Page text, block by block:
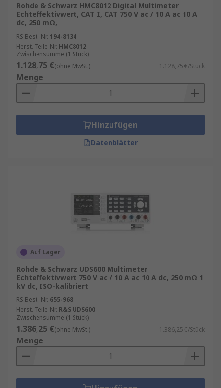
Rohde & Schwarz HMC8012 Digital Multimeter
Echteffektivwert, CAT I, CAT 750 V ac / 10 A ac 10 A
dc, 250 mΩ,
RS Best.-Nr. 194-8134
Herst. Teile-Nr. HMC8012
Zwischensumme (1 Stück)
1.128,75 €(ohne MwSt.) 1.128,75 €/Stück
Menge
Hinzufügen
Datenblätter
Auf Lager
Rohde & Schwarz UDS600 Multimeter
Echteffektivwert 750 V ac / 10 A ac 10 A dc, 250 mΩ 1
kV dc, ISO-kalibriert
RS Best.-Nr. 655-968
Herst. Teile-Nr. R&S UDS600
Zwischensumme (1 Stück)
1.386,25 €(ohne MwSt.) 1.386,25 €/Stück
Menge